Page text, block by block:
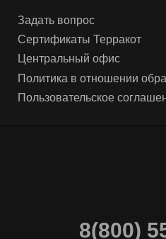
Задать вопрос
Сертификаты Терракот
Центральный офис
Политика в отношении
Пользовательское
8(800)